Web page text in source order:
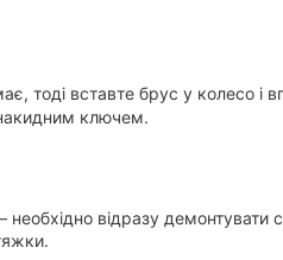
тоді вставте брус у колесо і
ключем.
відразу демонтувати